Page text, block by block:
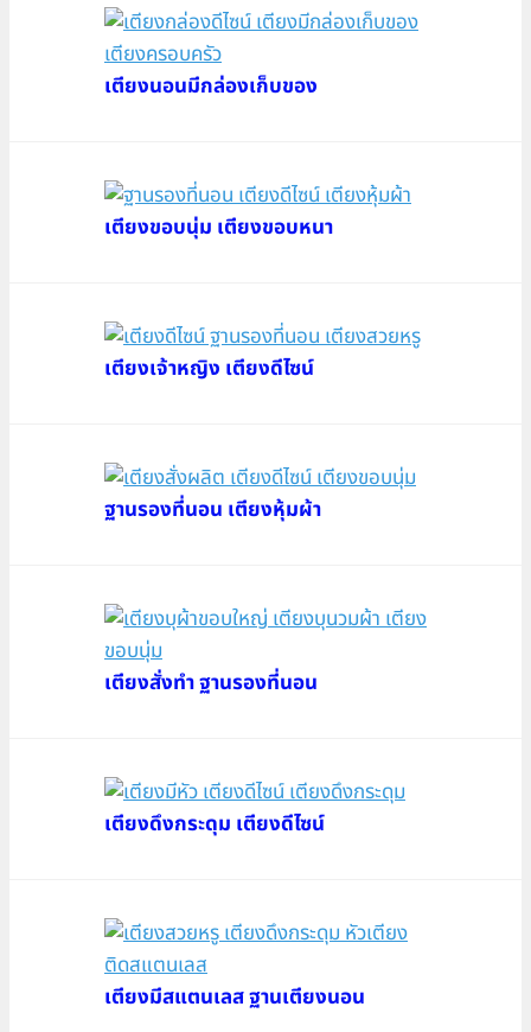
เตียงนอนมีกล่องเก็บของ
เตียงขอบนุ่ม เตียงขอบหนา
เตียงเจ้าหญิง เตียงดีไซน์
ฐานรองที่นอน เตียงหุ้มผ้า
เตียงสั่งทำ ฐานรองที่นอน
เตียงดึงกระดุม เตียงดีไซน์
เตียงมีสแตนเลส ฐานเตียงนอน